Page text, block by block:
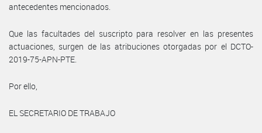
antecedentes mencionados.
Que las facultades del suscripto para resolver en las presentes
actuaciones, surgen de las atribuciones otorgadas por el DCTO-
2019-75-APN-PTE.
Por ello,
EL SECRETARIO DE TRABAJO